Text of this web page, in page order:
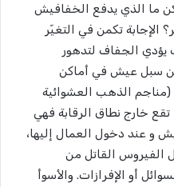
ما الذي يدفع الخفافيش
الإجابة تكمن في التغيّر
يؤدي الجفاف لتدهور
سبل عيش في أماكن
الذهب العشوائية
تقع خارج نطاق الرقابة فهي
و عند دخول العمال إليها،
الفيروس القاتل من
أو الإفرازات. والأسوأ